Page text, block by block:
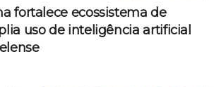
fortalece ecossistema de
uso de inteligência artificial